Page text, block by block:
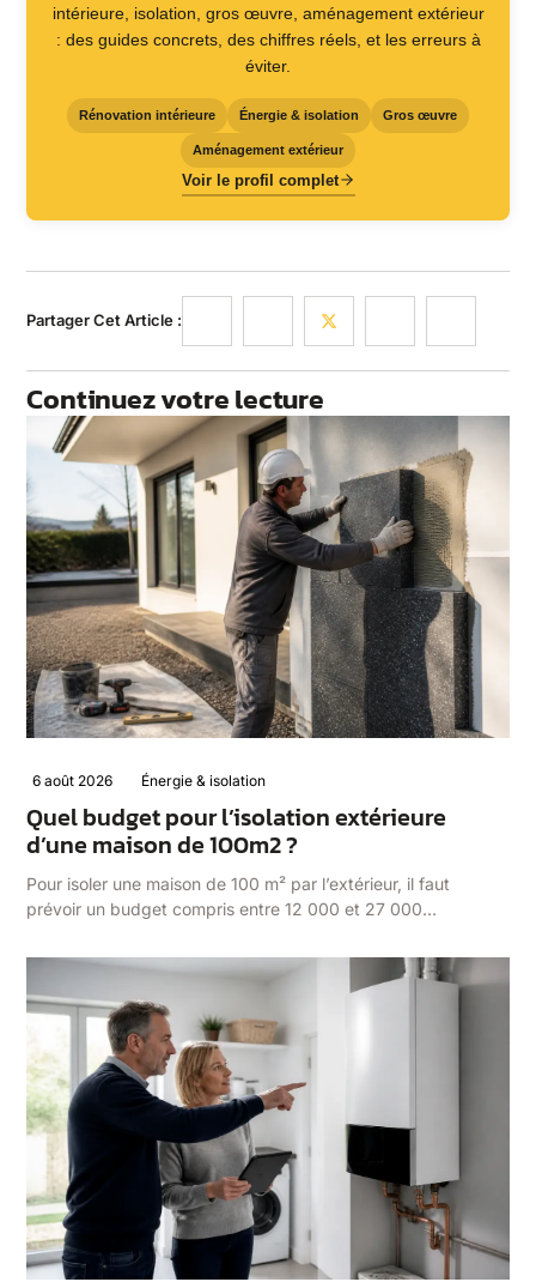
intérieure, isolation, gros œuvre, aménagement extérieur
: des guides concrets, des chiffres réels, et les erreurs à
éviter.
Rénovation intérieure Énergie & isolation Gros œuvre
Aménagement extérieur
Voir le profil complet
Partager Cet Article :
Continuez votre lecture
6 août 2026 Énergie & isolation
Quel budget pour l’isolation extérieure
d’une maison de 100m2 ?
Pour isoler une maison de 100 m² par l’extérieur, il faut
prévoir un budget compris entre 12 000 et 27 000…